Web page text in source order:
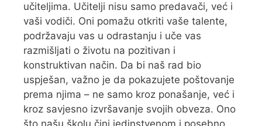
učiteljima. Učitelji nisu samo predavači, već i
vaši vodiči. Oni pomažu otkriti vaše talente,
podržavaju vas u odrastanju i uče vas
razmišljati o životu na pozitivan i
konstruktivan način. Da bi naš rad bio
uspješan, važno je da pokazujete poštovanje
prema njima – ne samo kroz ponašanje, već i
kroz savjesno izvršavanje svojih obveza. Ono